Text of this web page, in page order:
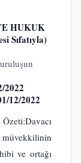
HUKUK
Sıfatıyla)
2022
12/2022
ve ortağı